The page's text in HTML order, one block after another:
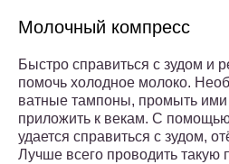
Молочный компресс
Быстро справиться с зудом и
помочь холодное молоко.
ватные тампоны, промыть ими
приложить к векам. С
удается справиться с зудом,
Лучше всего проводить такую